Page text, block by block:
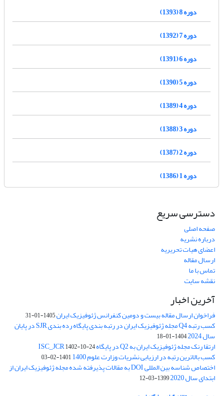
دوره 8 (1393)
دوره 7 (1392)
دوره 6 (1391)
دوره 5 (1390)
دوره 4 (1389)
دوره 3 (1388)
دوره 2 (1387)
دوره 1 (1386)
دسترسی سریع
صفحه اصلی
درباره نشریه
اعضای هیات تحریریه
ارسال مقاله
تماس با ما
نقشه سایت
آخرین اخبار
فراخوان ارسال مقاله بیست و دومین کنفرانس ژئوفیزیک ایران1405-01-31
کسب رتبه Q4 مجله ژئوفیزیک ایران در رتبه بندی پایگاه رده بندی SJR در پایان
سال 2024 1404-01-18
ارتقا رنک مجله ژئوفیزیک ایران به Q2 در پایگاه ISC_JCR 1402-10-24
کسب بالاترین رتبه در ارزیابی نشریات وزارت علوم 1400 1401-02-03
اختصاص شناسه بین المللی DOI به مقالات پذیرفته شده مجله ژئوفیزیک ایران از
ابتدای سال 2020 1399-03-12